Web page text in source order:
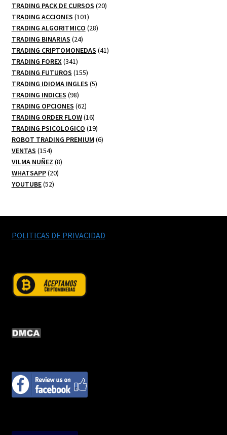
productos
TRADING PACK DE CURSOS 2020
TRADING ACCIONES 101101
productos
TRADING ALGORITMICO 2828
TRADING BINARIAS 2424
productos
TRADING CRIPTOMONEDAS 4141
TRADING FOREX 341341
productos
TRADING FUTUROS 155155
productos
TRADING IDIOMA INGLES 55
TRADING INDICES 9898
productos
TRADING OPCIONES 6262
productos
TRADING ORDER FLOW 1616
productos
TRADING PSICOLOGICO 1919
productos
ROBOT TRADING PREMIUM 66
VENTAS 154154
productos
VILMA NUÑEZ 88
WHATSAPP 2020
YOUTUBE 5252
POLITICAS DE PRIVACIDAD